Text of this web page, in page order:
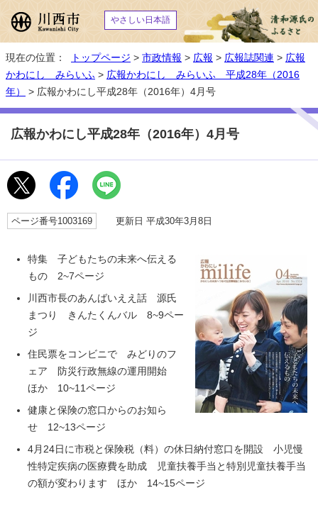
やさしい日本語
現在の位置： トップページ > 市政情報 > 広報 > 広報誌関連 > 広報
かわにし みらいふ > 広報かわにし みらいふ 平成28年（2016
年）
> 広報かわにし平成28年（2016年）4月号
広報かわにし平成28年（2016年）4月号
ページ番号1003169 更新日 平成30年3月8日
特集 子どもたちの未来へ伝える
もの 2~7ページ
川西市長のあんばいええ話 源氏
まつり きんたくんバル 8~9ペー
ジ
住民票をコンビニで みどりのフ
ェア 防災行政無線の運用開始
ほか 10~11ページ
健康と保険の窓口からのお知ら
せ 12~13ページ
4月24日に市税と保険税（料）の休日納付窓口を開設 小児慢
性特定疾病の医療費を助成 児童扶養手当と特別児童扶養手当
の額が変わります ほか 14~15ページ